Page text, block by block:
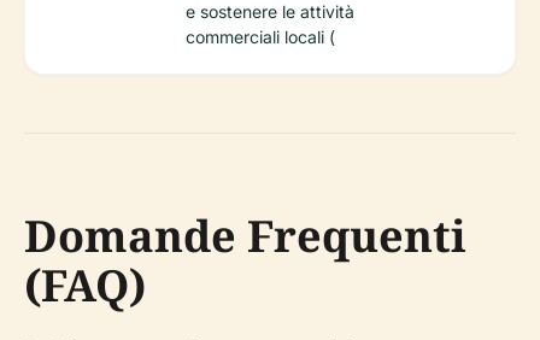
e sostenere le attività
commerciali locali (
Domande Frequenti
(FAQ)